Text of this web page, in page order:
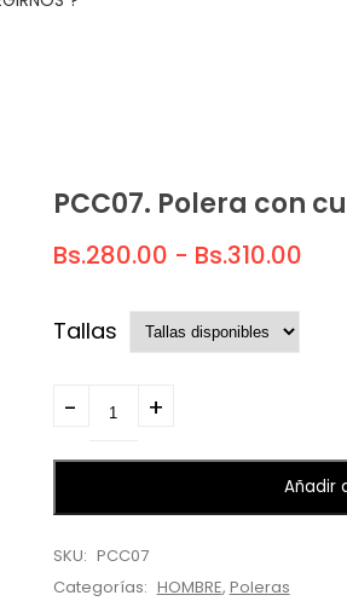
PCC07. Polera con
Bs.280.00 - Bs.310.00
Tallas
Añadir
SKU: PCC07
Categorías: HOMBRE, Poleras